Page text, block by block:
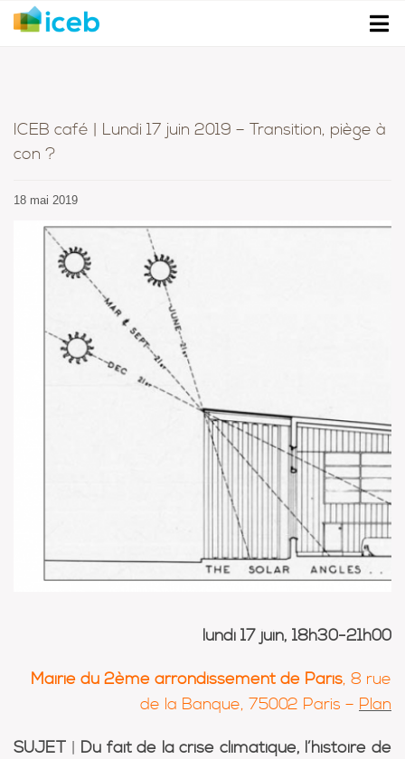
ICEB café | Lundi 17 juin 2019 – Transition, piège à
con ?
18 mai 2019
lundi 17 juin, 18h30-21h00
Mairie du 2ème arrondissement de Paris, 8 rue
de la Banque, 75002 Paris – Plan
SUJET
Du fait de la crise climatique, l’histoire de